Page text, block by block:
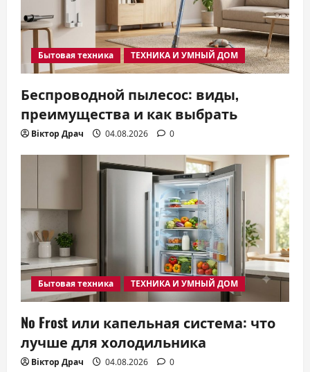
Бытовая техника ТЕХНИКА И УМНЫЙ ДОМ
Беспроводной пылесос: виды,
преимущества и как выбрать
Віктор Драч 04.08.2026 0
Бытовая техника ТЕХНИКА И УМНЫЙ ДОМ
No Frost или капельная система: что
лучше для холодильника
Віктор Драч 04.08.2026 0